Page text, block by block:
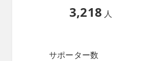
3,218 人
サポーター数